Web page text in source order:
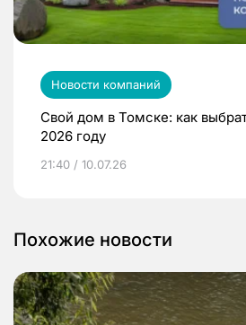
Новости компаний
Свой дом в Томске: как
2026 году
21:40 / 10.07.26
Похожие новости